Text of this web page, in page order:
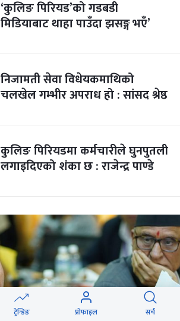
‘कुलिङ पिरियड’को गडबडी
मिडियाबाट थाहा पाउँदा झसङ्ग भएँ’
निजामती सेवा विधेयकमाथिको
चलखेल गम्भीर अपराध हो : सांसद श्रेष्ठ
कुलिङ पिरियडमा कर्मचारीले घुनपुतली
लगाइदिएको शंका छ : राजेन्द्र पाण्डे
ट्रेन्डिङ प्रोफाइल सर्च